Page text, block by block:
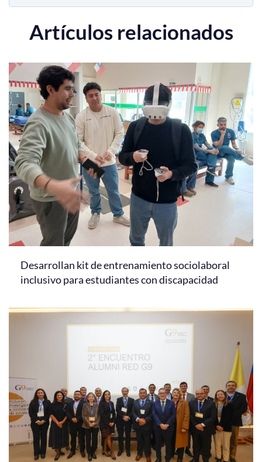
Artículos relacionados
Desarrollan kit de entrenamiento sociolaboral
inclusivo para estudiantes con discapacidad